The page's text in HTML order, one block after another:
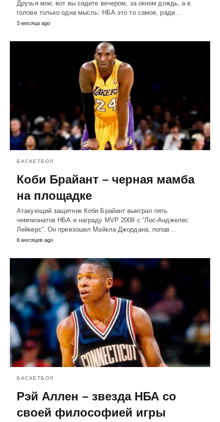
Друзья мои, вот вы сидите вечером, за окном дождь, а в
голове только одна мысль: НБА это то самое, ради…
3 месяца ago
БАСКЕТБОЛ
Коби Брайант – черная мамба
на площадке
Атакующий защитник Коби Брайант выиграл пять
чемпионатов НБА и награду MVP 2008 с “Лос-Анджелес
Лейкерс”. Он превзошел Майкла Джордана, попав…
6 месяцев ago
БАСКЕТБОЛ
Рэй Аллен – звезда НБА со
своей философией игры